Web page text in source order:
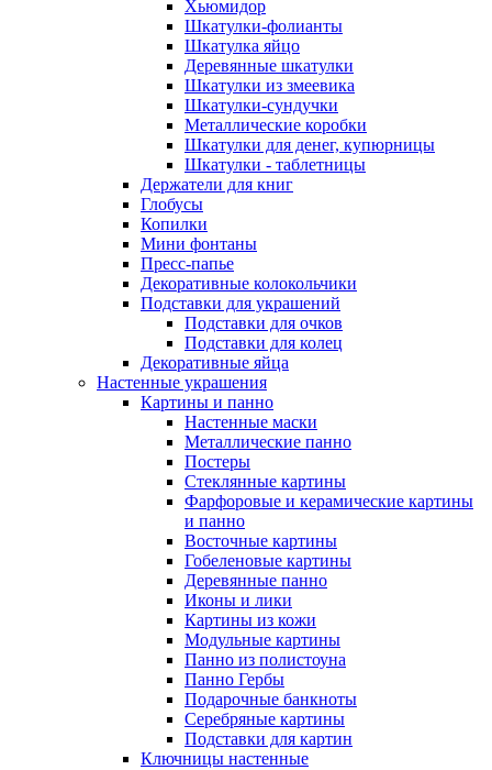
Хьюмидор
Шкатулки-фолианты
Шкатулка яйцо
Деревянные шкатулки
Шкатулки из змеевика
Шкатулки-сундучки
Металлические коробки
Шкатулки для денег, купюрницы
Шкатулки - таблетницы
Держатели для книг
Глобусы
Копилки
Мини фонтаны
Пресс-папье
Декоративные колокольчики
Подставки для украшений
Подставки для очков
Подставки для колец
Декоративные яйца
Настенные украшения
Картины и панно
Настенные маски
Металлические панно
Постеры
Стеклянные картины
Фарфоровые и керамические картины
и панно
Восточные картины
Гобеленовые картины
Деревянные панно
Иконы и лики
Картины из кожи
Модульные картины
Панно из полистоуна
Панно Гербы
Подарочные банкноты
Серебряные картины
Подставки для картин
Ключницы настенные